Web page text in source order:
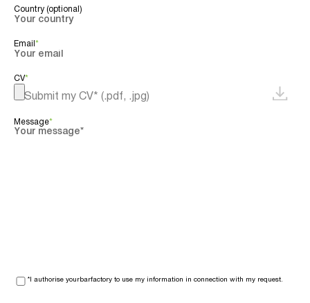
Country (optional)
Email *
CV*
Message*
*I authorise yourbarfactory to use my information in connection with my request.